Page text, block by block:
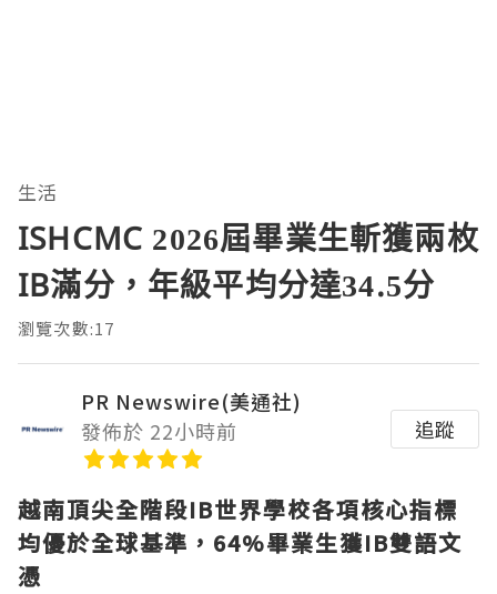
生活
ISHCMC 2026屆畢業生斬獲兩枚
IB滿分，年級平均分達34.5分
瀏覽次數:17
PR Newswire(美通社)
發佈於 22小時前
追蹤
越南頂尖全階段IB世界學校各項核心指標
均優於全球基準，64%畢業生獲IB雙語文
憑